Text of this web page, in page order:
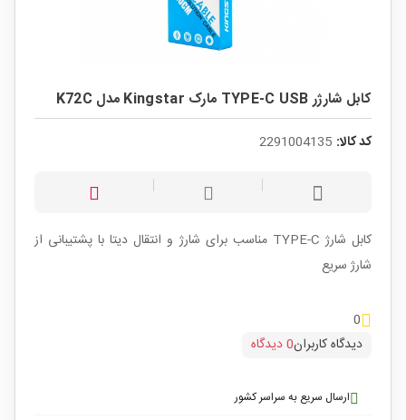
کابل شارژر TYPE-C USB مارک Kingstar مدل K72C
کد کالا: 2291004135
کابل شارژ TYPE-C مناسب برای شارژ و انتقال دیتا با پشتیبانی از
شارژ سریع
0
دیدگاه کاربران0 دیدگاه
ارسال سریع به سراسر کشور